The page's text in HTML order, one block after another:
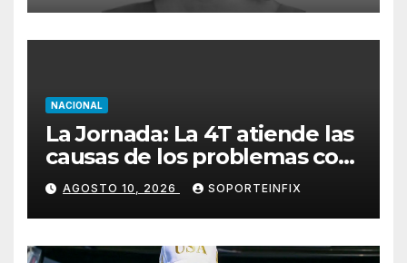
NACIONAL
La Jornada: La 4T atiende las
causas de los problemas con
nuevos valores
AGOSTO 10, 2026 SOPORTEINFIX